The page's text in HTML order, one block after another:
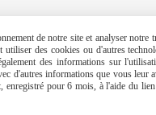
de notre site et analyser
des cookies ou d'autres
des informations sur
d'autres informations que vous
enregistré pour 6 mois, à l'aide du